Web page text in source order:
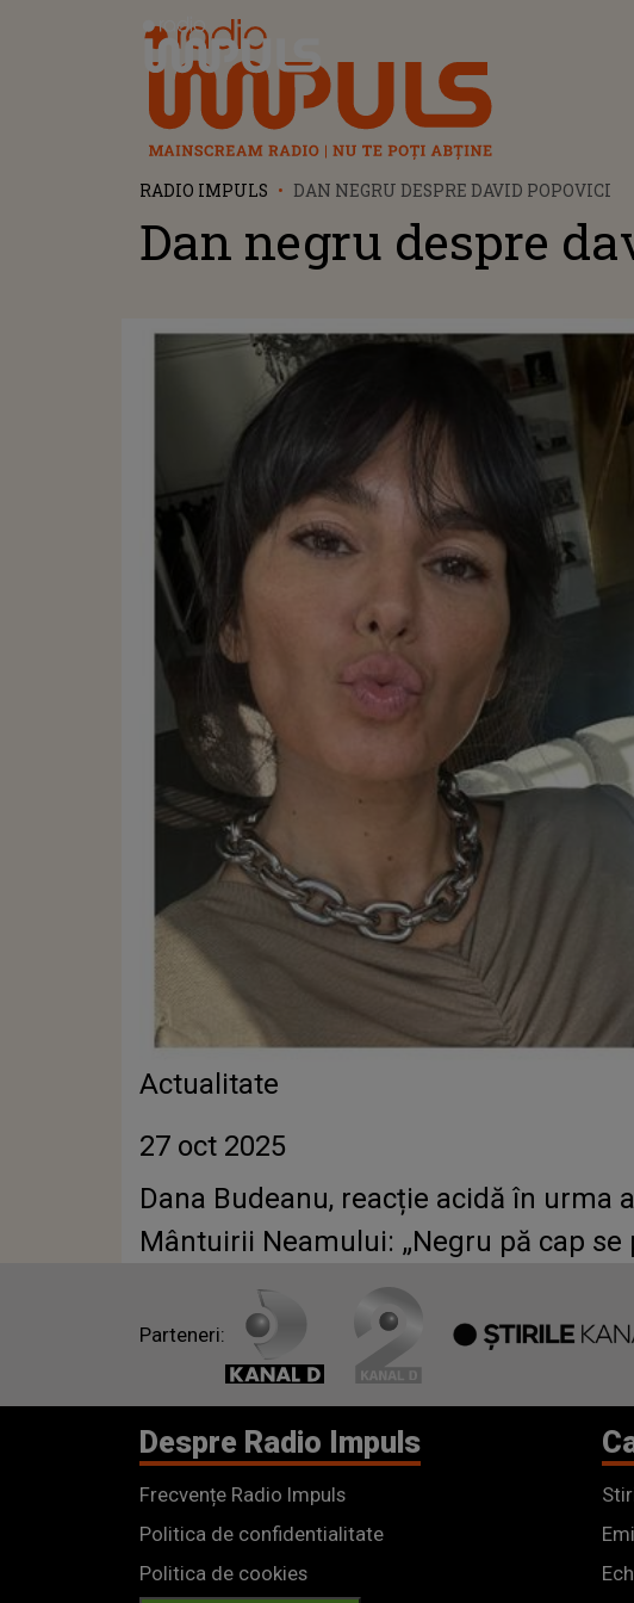
Radio Impuls
RADIO IMPULS DAN NEGRU DESPRE DAVID POPOVICI
Dan negru despre
Actualitate
27 oct 2025
Dana Budeanu, reacție acidă în
Mântuirii Neamului: „Negru pă cap
Parteneri:
Despre Radio Impuls
Frecvențe Radio Impuls
Politica de confidentialitate
Politica de cookies